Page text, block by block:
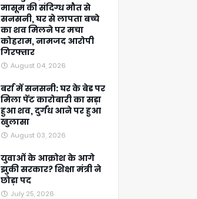
मासूम की संदिग्ध मौत से
सनसनी, घर से लापता बच्चे
का शव मिलने पर मचा
कोहराम, नामजद आरोपी
गिरफ्तार
August 04, 2026
बर्रा में सनसनी: घर के बेड पर
मिला पेंट कारोबारी का सड़ा
हुआ शव, दुर्गंध आने पर हुआ
खुलासा
August 03, 2026
युवाओं के आक्रोश के आगे
झुकी सरकार? शिक्षा मंत्री ने
छोड़ा पद
July 25, 2026